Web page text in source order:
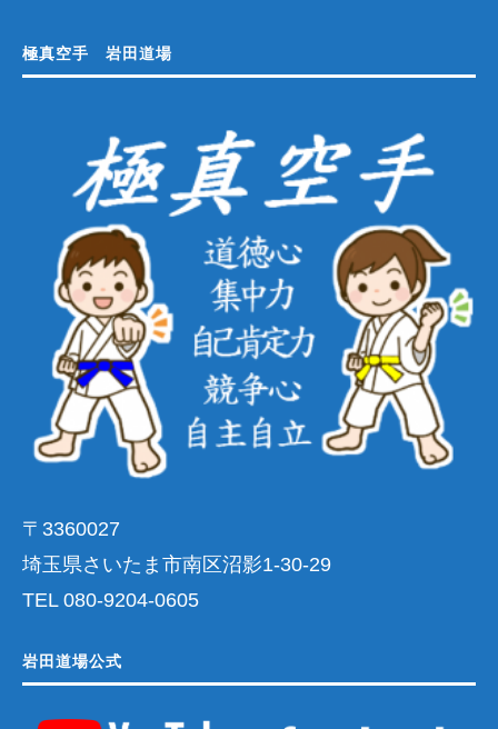
極真空手 岩田道場
〒3360027
埼玉県さいたま市南区沼影1-30-29
TEL 080-9204-0605
岩田道場公式